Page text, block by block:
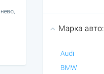
Марка авто:
Audi
BMW